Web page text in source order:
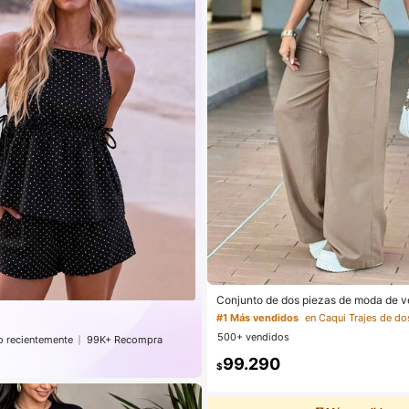
recientemente
99K+ Recompra
Conjunto de dos piezas de moda de
r de unicolor casual: top de manga
bolsillos, pantalones de pierna recta
egantes, del trabajo al fin de semana
#1 Más vendidos
500+ vendidos
$99.290